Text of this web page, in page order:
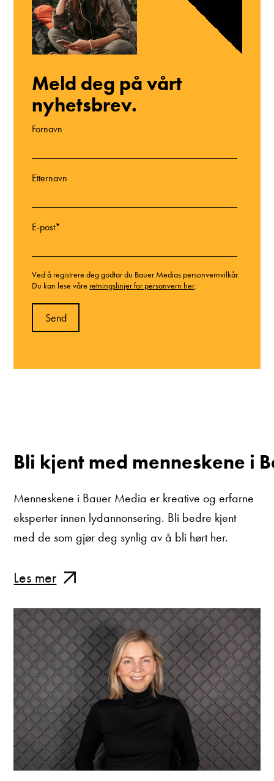
Meld deg på vårt
nyhetsbrev.
Fornavn
Etternavn
E-post*
Ved å registrere deg godtar du Bauer Medias personvernvilkår.
Du kan lese våre retningslinjer for personvern her.
Bli kjent med menneskene i
Menneskene i Bauer Media er kreative og erfarne
eksperter innen lydannonsering. Bli bedre kjent
med de som gjør deg synlig av å bli hørt her.
Les mer